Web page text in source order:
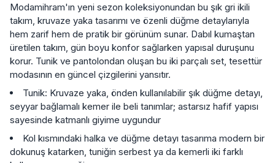
Modamihram'ın yeni sezon koleksiyonundan bu şık gri ikili
takım, kruvaze yaka tasarımı ve özenli düğme detaylarıyla
hem zarif hem de pratik bir görünüm sunar. Dabıl kumaştan
üretilen takım, gün boyu konfor sağlarken yapısal duruşunu
korur. Tunik ve pantolondan oluşan bu iki parçalı set, tesettür
modasının en güncel çizgilerini yansıtır.
Tunik: Kruvaze yaka, önden kullanılabilir şık düğme detayı,
seyyar bağlamalı kemer ile beli tanımlar; astarsız hafif yapısı
sayesinde katmanlı giyime uygundur
Kol kısmındaki halka ve düğme detayı tasarıma modern bir
dokunuş katarken, tuniğin serbest ya da kemerli iki farklı